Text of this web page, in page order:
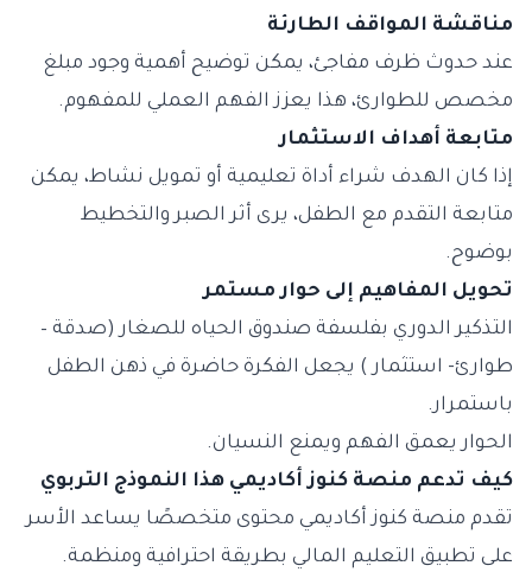
مناقشة المواقف الطارئة
عند حدوث ظرف مفاجئ، يمكن توضيح أهمية وجود مبلغ
مخصص للطوارئ، هذا يعزز الفهم العملي للمفهوم.
متابعة أهداف الاستثمار
إذا كان الهدف شراء أداة تعليمية أو تمويل نشاط، يمكن
متابعة التقدم مع الطفل، يرى أثر الصبر والتخطيط
بوضوح.
تحويل المفاهيم إلى حوار مستمر
التذكير الدوري بفلسفة صندوق الحياه للصغار (صدقة –
طوارئ- استثمار ) يجعل الفكرة حاضرة في ذهن الطفل
باستمرار.
الحوار يعمق الفهم ويمنع النسيان.
كيف تدعم منصة كنوز أكاديمي هذا النموذج التربوي
تقدم منصة كنوز أكاديمي محتوى متخصصًا يساعد الأسر
على تطبيق التعليم المالي بطريقة احترافية ومنظمة.